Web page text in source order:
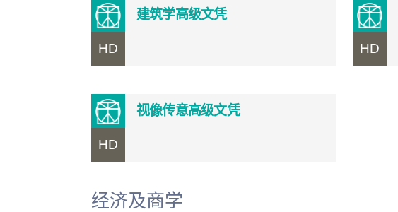
HD
建筑学高级文凭
HD
HD
视像传意高级文凭
经济及商学